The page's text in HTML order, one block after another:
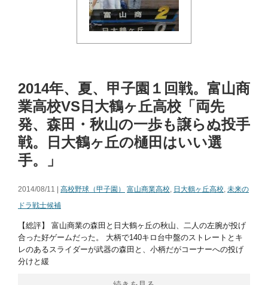
2014年、夏、甲子園１回戦。富山商
業高校VS日大鶴ヶ丘高校「両先
発、森田・秋山の一歩も譲らぬ投手
戦。日大鶴ヶ丘の樋田はいい選
手。」
2014/08/11 | 高校野球（甲子園） 富山商業高校, 日大鶴ヶ丘高校, 未来の
ドラ戦士候補
【総評】 富山商業の森田と日大鶴ヶ丘の秋山、二人の左腕が投げ
合った好ゲームだった。 大柄で140キロ台中盤のストレートとキ
レのあるスライダーが武器の森田と、小柄だがコーナーへの投げ
分けと緩